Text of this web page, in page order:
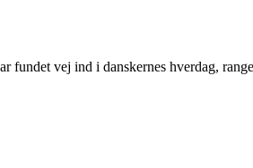
fundet vej ind i danskernes hverdag,